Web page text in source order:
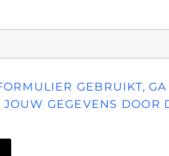
GEBRUIKT,
GEGEVENS DOOR